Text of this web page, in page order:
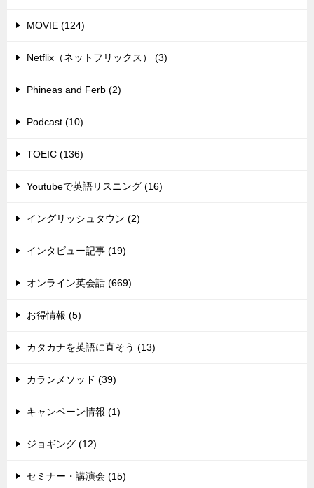
MOVIE (124)
Netflix（ネットフリックス） (3)
Phineas and Ferb (2)
Podcast (10)
TOEIC (136)
Youtubeで英語リスニング (16)
イングリッシュタウン (2)
インタビュー記事 (19)
オンライン英会話 (669)
お得情報 (5)
カタカナを英語に直そう (13)
カランメソッド (39)
キャンペーン情報 (1)
ジョギング (12)
セミナー・講演会 (15)